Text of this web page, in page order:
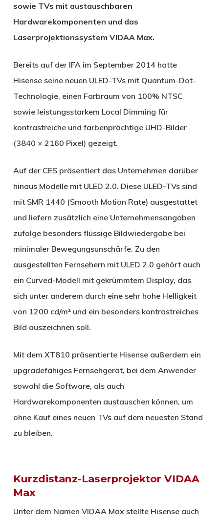
sowie TVs mit austauschbaren
Hardwarekomponenten und das
Laserprojektionssystem VIDAA Max.
Bereits auf der IFA im September 2014 hatte
Hisense seine neuen ULED-TVs mit Quantum-Dot-
Technologie, einen Farbraum von 100% NTSC
sowie leistungsstarkem Local Dimming für
kontrastreiche und farbenprächtige UHD-Bilder
(3840 × 2160 Pixel) gezeigt.
Auf der CES präsentiert das Unternehmen darüber
hinaus Modelle mit ULED 2.0. Diese ULED-TVs sind
mit SMR 1440 (Smooth Motion Rate) ausgestattet
und liefern zusätzlich eine Unternehmensangaben
zufolge besonders flüssige Bildwiedergabe bei
minimaler Bewegungsunschärfe. Zu den
ausgestellten Fernsehern mit ULED 2.0 gehört auch
ein Curved-Modell mit gekrümmtem Display, das
sich unter anderem durch eine sehr hohe Helligkeit
von 1200 cd/m² und ein besonders kontrastreiches
Bild auszeichnen soll.
Mit dem XT810 präsentierte Hisense außerdem ein
upgradefähiges Fernsehgerät, bei dem Anwender
sowohl die Software, als auch
Hardwarekomponenten austauschen können, um
ohne Kauf eines neuen TVs auf dem neuesten Stand
zu bleiben.
Kurzdistanz-Laserprojektor VIDAA
Max
Unter dem Namen VIDAA Max stellte Hisense auch